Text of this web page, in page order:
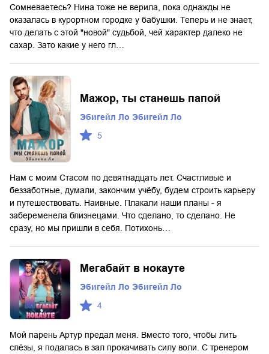
Сомневаетесь? Нина тоже не верила, пока однажды не
оказалась в курортном городке у бабушки. Теперь и не знает,
что делать с этой "новой" судьбой, чей характер далеко не
сахар. Зато какие у него гл…
Мажор, ты станешь папой
Эбигейл Ло Эбигейл Ло
5
Нам с моим Стасом по девятнадцать лет. Счастливые и
беззаботные, думали, закончим учёбу, будем строить карьеру
и путешествовать. Наивные. Плакали наши планы - я
забеременела близнецами. Что сделано, то сделано. Не
сразу, но мы пришли в себя. Потихонь…
Мегабайт в нокауте
Эбигейл Ло Эбигейл Ло
4
Мой парень Артур предал меня. Вместо того, чтобы лить
слёзы, я подалась в зал прокачивать силу воли. С тренером